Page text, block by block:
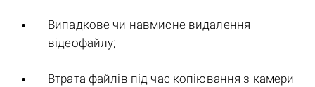
Випадкове чи навмисне видалення
відеофайлу;
Втрата файлів під час копіювання з камери